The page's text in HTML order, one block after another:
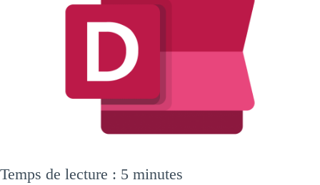
Temps de lecture : 5 minutes